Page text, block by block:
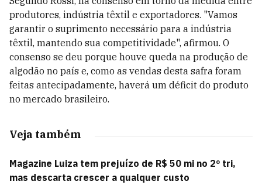
produtores, indústria têxtil e exportadores. "Vamos
garantir o suprimento necessário para a indústria
têxtil, mantendo sua competitividade", afirmou. O
consenso se deu porque houve queda na produção de
algodão no país e, como as vendas desta safra foram
feitas antecipadamente, haverá um déficit do produto
no mercado brasileiro.
Veja também
Magazine Luiza tem prejuízo de R$ 50 mi no 2º tri,
mas descarta crescer a qualquer custo